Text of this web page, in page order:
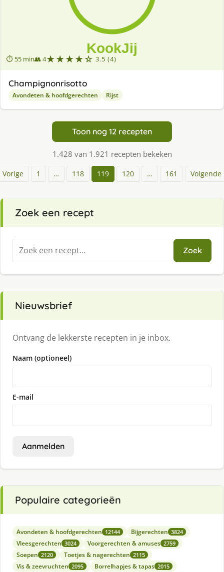
⏱ 55 min👥 4★★★★☆ 3.5 (4)
Champignonrisotto
Avondeten & hoofdgerechten Rijst
Toon nog 12 recepten
1.428 van 1.921 recepten bekeken
Vorige 1 … 118 119 120 … 161 Volgende
Zoek een recept
Zoeken
naar:
Zoek
Nieuwsbrief
Ontvang de lekkerste recepten in je inbox.
Naam (optioneel)
E-mail
Aanmelden
Populaire categorieën
Avondeten & hoofdgerechten 12144 Bijgerechten 3824
Vleesgerechten 3024 Voorgerechten & amuses 2759
Soepen 2120 Toetjes & nagerechten 2115
Vis & zeevruchten 2095 Borrelhapjes & tapas 2015